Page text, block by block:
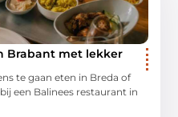
Brabant met lekker
te gaan eten in Breda of
een Balinees restaurant in